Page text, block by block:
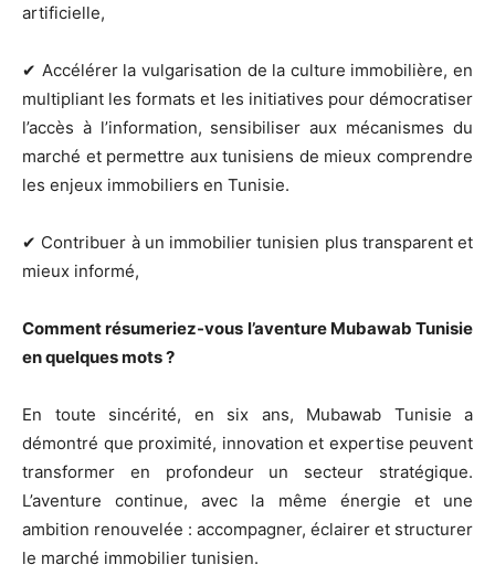
artificielle,
✔ Accélérer la vulgarisation de la culture immobilière, en
multipliant les formats et les initiatives pour démocratiser
l’accès à l’information, sensibiliser aux mécanismes du
marché et permettre aux tunisiens de mieux comprendre
les enjeux immobiliers en Tunisie.
✔ Contribuer à un immobilier tunisien plus transparent et
mieux informé,
Comment résumeriez-vous l’aventure Mubawab Tunisie
en quelques mots ?
En toute sincérité, en six ans, Mubawab Tunisie a
démontré que proximité, innovation et expertise peuvent
transformer en profondeur un secteur stratégique.
L’aventure continue, avec la même énergie et une
ambition renouvelée : accompagner, éclairer et structurer
le marché immobilier tunisien.